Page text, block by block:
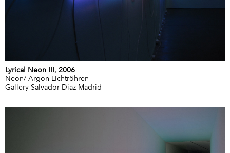
Lyrical Neon III, 2006
Neon/ Argon Lichtröhren
Gallery Salvador Diaz Madrid